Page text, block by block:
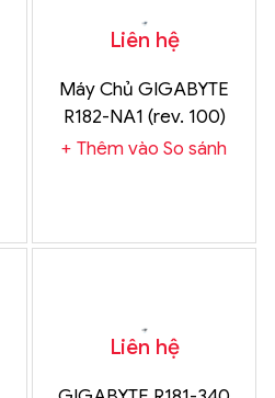
Liên hệ
Máy Chủ GIGABYTE
R182-NA1 (rev. 100)
Chính Hãng
Thêm vào So sánh
Liên hệ